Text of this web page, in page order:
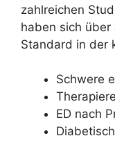
zahlreichen
haben sich
Standard in der
Schwere
ED nach